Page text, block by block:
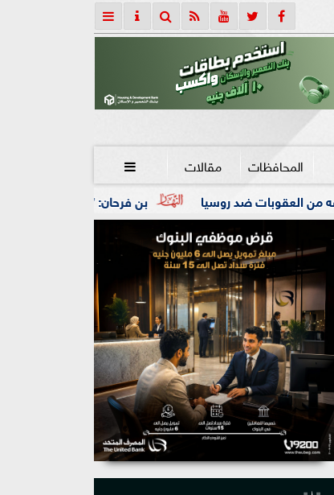
المحافظات مقالات 
بن فرحان: ”اتفاقية مكة للدفاع المشترك” تجسد عمق العلاقات